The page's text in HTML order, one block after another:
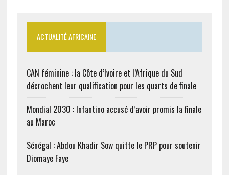
ACTUALITÉ AFRICAINE
CAN féminine : la Côte d’Ivoire et l’Afrique du Sud
décrochent leur qualification pour les quarts de finale
Mondial 2030 : Infantino accusé d’avoir promis la finale
au Maroc
Sénégal : Abdou Khadir Sow quitte le PRP pour soutenir
Diomaye Faye